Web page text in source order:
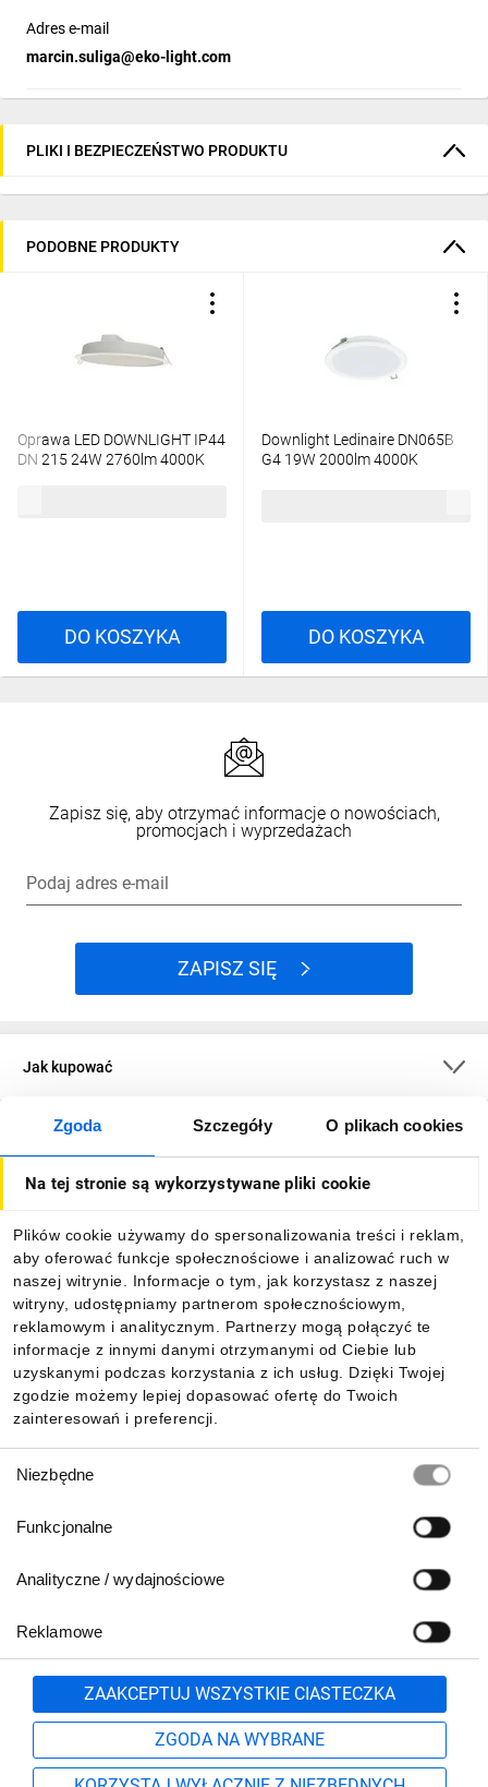
Zgoda Szczegóły O plikach cookies
Na tej stronie są wykorzystywane pliki cookie
Plików cookie używamy do spersonalizowania treści i reklam,
aby oferować funkcje społecznościowe i analizować ruch w
naszej witrynie. Informacje o tym, jak korzystasz z naszej
witryny, udostępniamy partnerom społecznościowym,
reklamowym i analitycznym. Partnerzy mogą połączyć te
informacje z innymi danymi otrzymanymi od Ciebie lub
uzyskanymi podczas korzystania z ich usług. Dzięki Twojej
zgodzie możemy lepiej dopasować ofertę do Twoich
zainteresowań i preferencji.
zgody
Niezbędne
Funkcjonalne
Analityczne / wydajnościowe
Reklamowe
ZAAKCEPTUJ WSZYSTKIE CIASTECZKA
ZGODA NA WYBRANE
Adres e-mail
marcin.suliga@eko-light.com
PLIKI I BEZPIECZEŃSTWO PRODUKTU
PODOBNE PRODUKTY
Oprawa LED DOWNLIGHT IP44
DN 215 24W 2760lm 4000K
DO KOSZYKA
Downlight Ledinaire DN065B
G4 19W 2000lm 4000K
DO KOSZYKA
Zapisz się, aby otrzymać informacje o nowościach,
promocjach i wyprzedażach
Podaj adres e-mail
ZAPISZ SIĘ
Jak kupować
O firmie
Informacje
Pobierz naszą aplikację mobilną:
801 500 700 lub
71 37 61 600
Formularz kontaktowy